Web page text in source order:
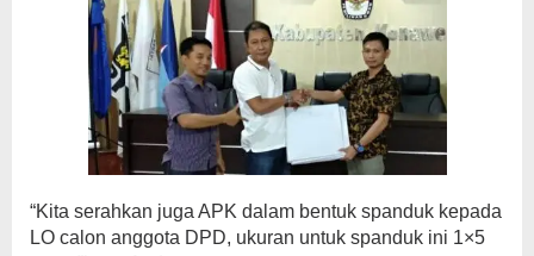
“Kita serahkan juga APK dalam bentuk spanduk kepada
LO calon anggota DPD, ukuran untuk spanduk ini 1×5